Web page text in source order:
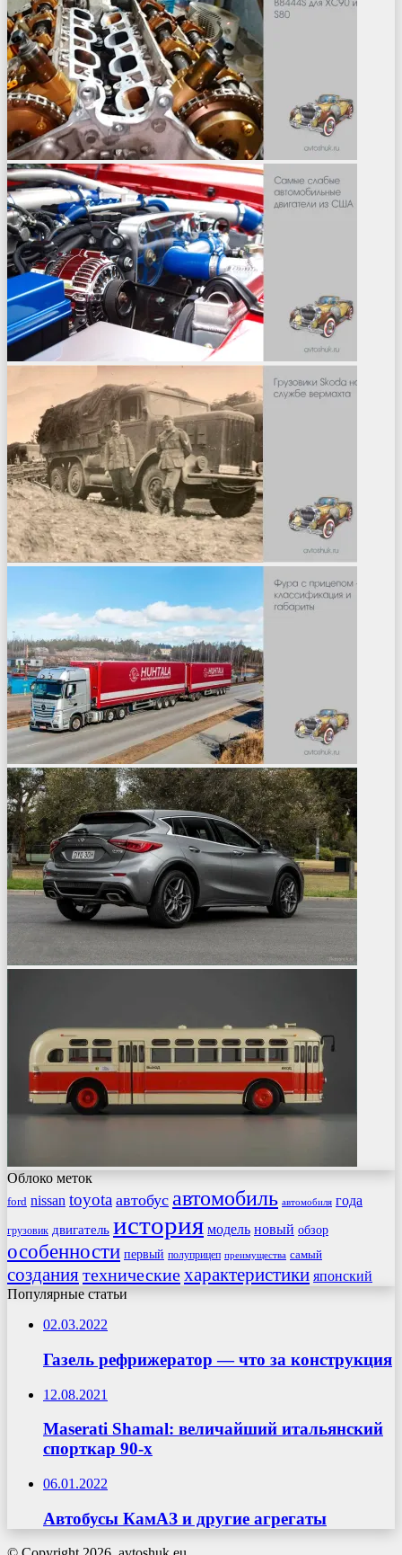
Облоко меток
ford nissan toyota автобус автомобиль автомобиля года
грузовик двигатель история модель новый обзор
особенности первый полуприцеп преимущества самый
созданиятехническиехарактеристики японский
Популярные статьи
02.03.2022
Газель рефрижератор — что за конструкция
12.08.2021
Maserati Shamal: величайший итальянский
спорткар 90-х
06.01.2022
Автобусы КамАЗ и другие агрегаты